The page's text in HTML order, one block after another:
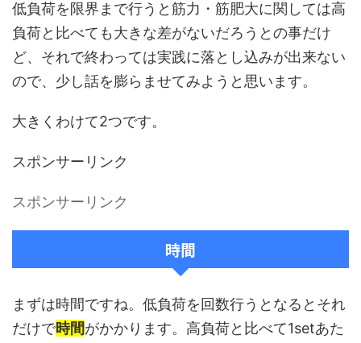
低負荷を限界まで行うと筋力・筋肥大に関しては高
負荷と比べても大きな差がないだろうとの事だけ
ど、それで終わっては実践に落とし込みが出来ない
ので、少し話を膨らませてみようと思います。
大きくわけて2つです。
スポンサーリンク
スポンサーリンク
時間
まずは時間ですね。低負荷を回数行うとなるとそれ
だけで時間がかかります。高負荷と比べて1setあた